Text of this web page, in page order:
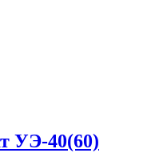
УЭ-40(60)